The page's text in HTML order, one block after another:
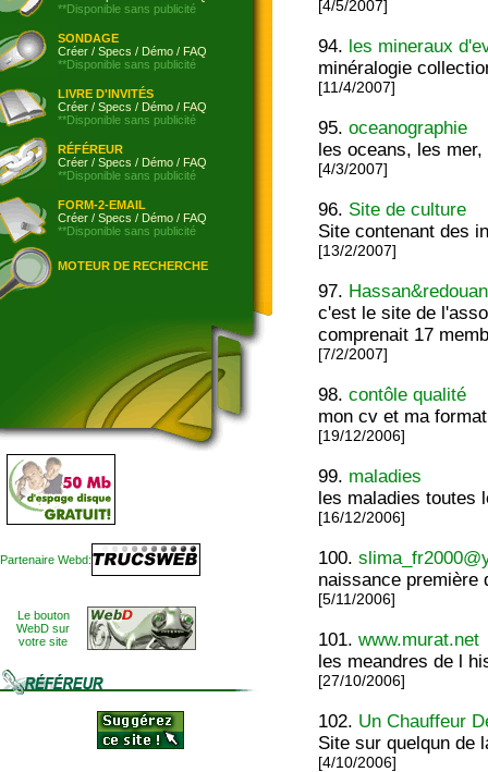
**Disponible sans publicité
SONDAGE
Créer / Specs / Démo / FAQ
**Disponible sans publicité
LIVRE D'INVITÉS
Créer / Specs / Démo / FAQ
**Disponible sans publicité
RÉFÉREUR
Créer / Specs / Démo / FAQ
**Disponible sans publicité
FORM-2-EMAIL
Créer / Specs / Démo / FAQ
**Disponible sans publicité
MOTEUR DE RECHERCHE
Partenaire Webd:
Le bouton
WebD sur
votre site
[4/5/2007]
94. les mineraux
minéralogie
[11/4/2007]
95.oceanographie
les oceans, les
[4/3/2007]
96. Site de culture
Site contenant des
[13/2/2007]
97.
c'est le site de
comprenait 17
[7/2/2007]
98.contôle qualité
mon cv et ma
[19/12/2006]
99. maladies
les maladies toutes
[16/12/2006]
100.
naissance première
[5/11/2006]
101.www.murat.net
les meandres de l
[27/10/2006]
102. Un Chauffeur
Site sur quelqun de
[4/10/2006]